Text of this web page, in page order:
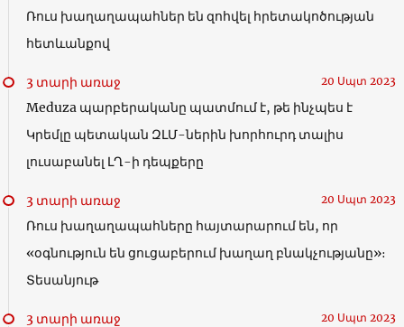
Ռուս խաղաղապահներ են զոհվել հրետակոծության
հետևանքով
3 տարի առաջ 20 Սպտ 2023
Meduza պարբերականը պատմում է, թե ինչպես է
Կրեմլը պետական ​​ԶԼՄ-ներին խորհուրդ տալիս
լուսաբանել ԼՂ-ի դեպքերը
3 տարի առաջ 20 Սպտ 2023
Ռուս խաղաղապահները հայտարարում են, որ
«օգնություն են ցուցաբերում խաղաղ բնակչությանը»։
Տեսանյութ
3 տարի առաջ 20 Սպտ 2023